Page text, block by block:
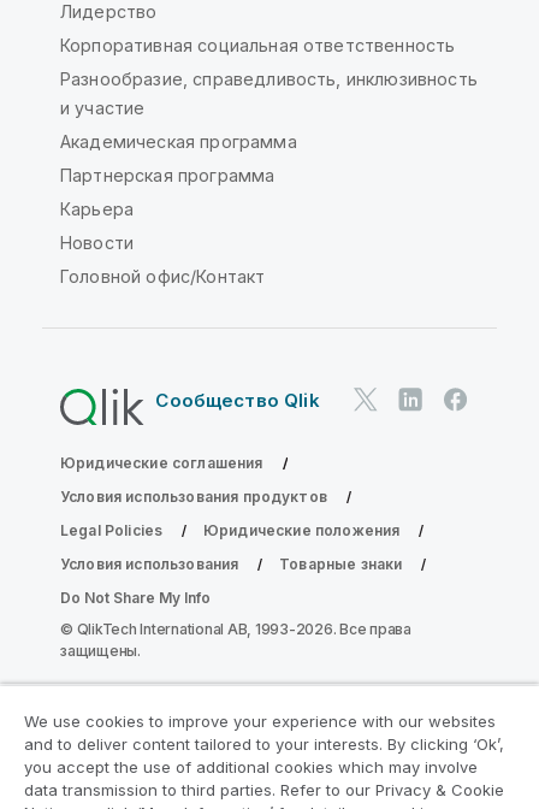
Лидерство
Корпоративная социальная ответственность
Разнообразие, справедливость, инклюзивность
и участие
Академическая программа
Партнерская программа
Карьера
Новости
Головной офис/Контакт
Сообщество Qlik
Юридические соглашения
Условия использования продуктов
Legal Policies
Юридические положения
Условия использования
Товарные знаки
Do Not Share My Info
© QlikTech International AB, 1993-2026. Все права
защищены.
Присоединяйтесь к программе
модернизации аналитики
We use cookies to improve your experience with our websites
and to deliver content tailored to your interests. By clicking ‘Ok’,
you accept the use of additional cookies which may involve
data transmission to third parties. Refer to our Privacy & Cookie